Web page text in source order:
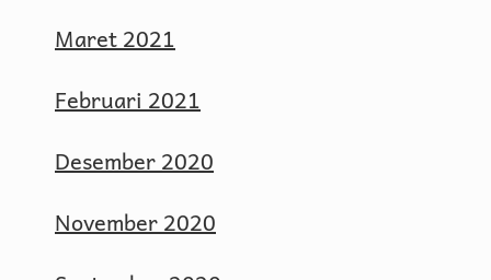
Maret 2021
Februari 2021
Desember 2020
November 2020